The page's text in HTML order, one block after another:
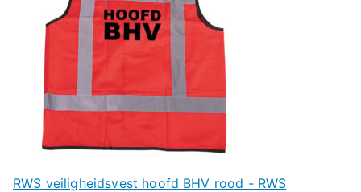
RWS veiligheidsvest hoofd BHV rood - RWS